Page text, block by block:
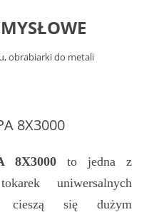
obrabiarki do metali
8X3000
8X3000 to jedna z
uniwersalnych
cieszą się dużym